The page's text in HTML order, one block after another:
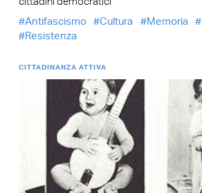
Antifascismo
Cultura Memoria
Resistenza
CITTADINANZA ATTIVA